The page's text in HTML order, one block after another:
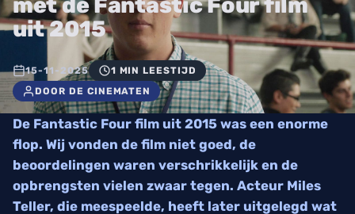
met de Fantastic Four film
uit 2015
15-11-2025
1 MIN LEESTIJD
DOOR DE CINEMATEN
De Fantastic Four film uit 2015 was een enorme
flop. Wij vonden de film niet goed, de
beoordelingen waren verschrikkelijk en de
opbrengsten vielen zwaar tegen. Acteur Miles
Teller, die meespeelde, heeft later uitgelegd wat